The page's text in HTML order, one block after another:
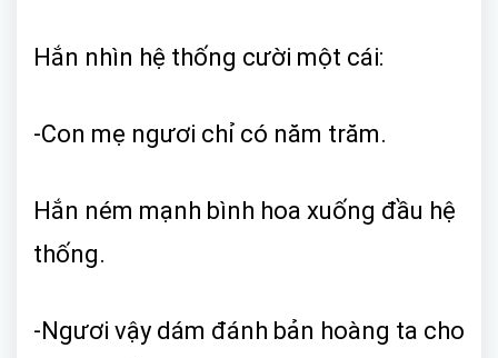
Hắn nhìn hệ thống cười một cái:
-Con mẹ ngươi chỉ có năm trăm.
Hắn ném mạnh bình hoa xuống đầu hệ
thống.
-Ngươi vậy dám đánh bản hoàng ta cho